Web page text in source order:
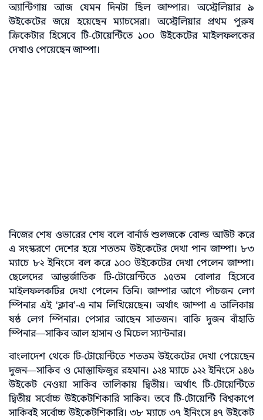
অ্যান্টিগায় আজ যেমন দিনটা ছিল জাম্পার। অস্ট্রেলিয়ার ৯
উইকেটের জয়ে হয়েছেন ম্যাচসেরা। অস্ট্রেলিয়ার প্রথম পুরুষ
ক্রিকেটার হিসেবে টি-টোয়েন্টিতে ১০০ উইকেটের মাইলফলকের
দেখাও পেয়েছেন জাম্পা।
নিজের শেষ ওভারের শেষ বলে বার্নার্ড শুলজকে বোল্ড আউট করে
এ সংস্করণে দেশের হয়ে শততম উইকেটের দেখা পান জাম্পা। ৮৩
ম্যাচে ৮২ ইনিংসে বল করে ১০০ উইকেটের দেখা পেলেন জাম্পা।
ছেলেদের আন্তর্জাতিক টি-টোয়েন্টিতে ১৫তম বোলার হিসেবে
মাইলফলকটির দেখা পেলেন তিনি। জাম্পার আগে পাঁচজন লেগ
স্পিনার এই ‘ক্লাব’-এ নাম লিখিয়েছেন। অর্থাৎ জাম্পা এ তালিকায়
ষষ্ঠ লেগ স্পিনার। পেসার আছেন সাতজন। বাকি দুজন বাঁহাতি
স্পিনার—সাকিব আল হাসান ও মিচেল স্যান্টনার।
বাংলাদেশ থেকে টি-টোয়েন্টিতে শততম উইকেটের দেখা পেয়েছেন
দুজন—সাকিব ও মোস্তাফিজুর রহমান। ১২৪ ম্যাচে ১২২ ইনিংসে ১৪৬
উইকেট নেওয়া সাকিব তালিকায় দ্বিতীয়। অর্থাৎ টি-টোয়েন্টিতে
দ্বিতীয় সর্বোচ্চ উইকেটশিকারি সাকিব। তবে টি-টোয়েন্টি বিশ্বকাপে
সাকিবই সর্বোচ্চ উইকেটশিকারি। ৩৮ ম্যাচে ৩৭ ইনিংসে ৪৭ উইকেট